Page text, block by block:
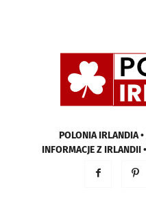
POLONIA IRLANDIA
INFORMACJE Z